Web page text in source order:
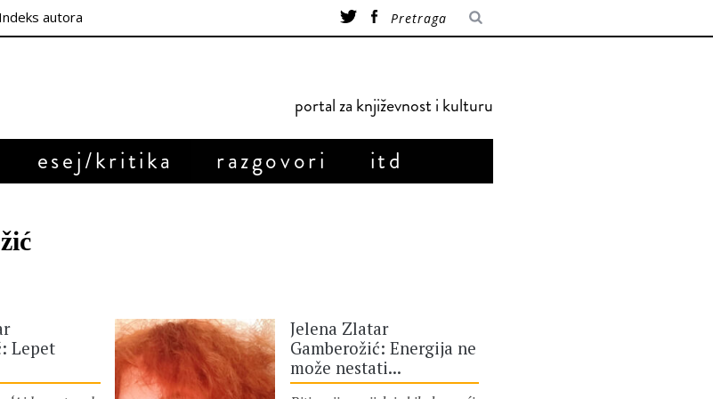
Indeks autora
portal za književnost i kulturu
esej/kritika razgovori itd
Lepet
Jelena Zlatar
Gamberožić: Energija ne
može nestati...